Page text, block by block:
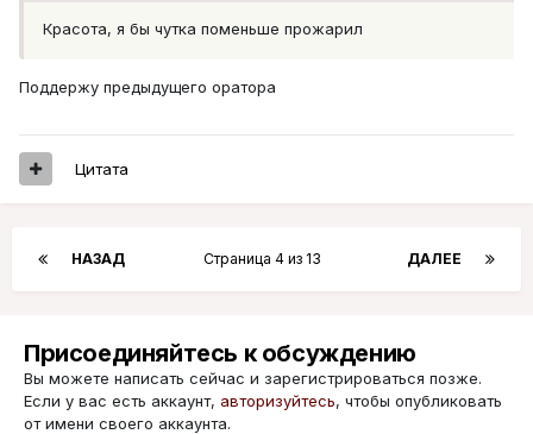
Красота, я бы чутка поменьше прожарил
Поддержу предыдущего оратора
Цитата
НАЗАД ДАЛЕЕ
Страница 4 из 13
Присоединяйтесь к обсуждению
Вы можете написать сейчас и зарегистрироваться позже.
Если у вас есть аккаунт, авторизуйтесь, чтобы опубликовать
от имени своего аккаунта.